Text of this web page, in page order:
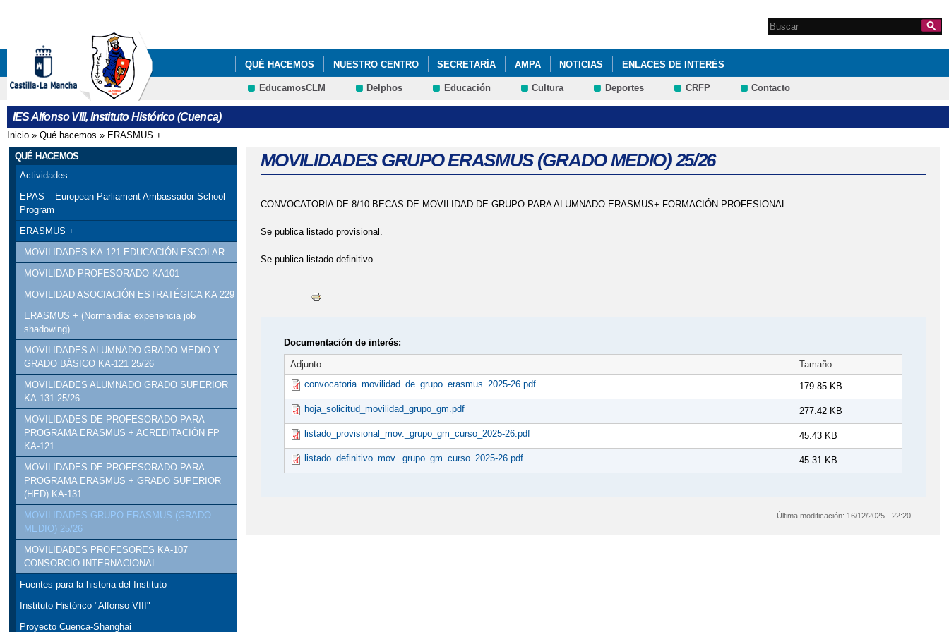
Formulario de
Search this site
QUÉ HACEMOS NUESTRO CENTRO SECRETARÍA AMPA NOTICIAS ENLACES DE INTERÉS
EducamosCLM Delphos Educación Cultura Deportes CRFP Contacto
IES Alfonso VIII, Instituto Histórico (Cuenca)
Se encuentra usted aquí
Inicio » Qué hacemos » ERASMUS +
QUÉ HACEMOS
Actividades
EPAS – European Parliament Ambassador School
Program
ERASMUS +
MOVILIDADES KA-121 EDUCACIÓN ESCOLAR
MOVILIDAD PROFESORADO KA101
MOVILIDAD ASOCIACIÓN ESTRATÉGICA KA 229
ERASMUS + (Normandía: experiencia job
shadowing)
MOVILIDADES ALUMNADO GRADO MEDIO Y
GRADO BÁSICO KA-121 25/26
MOVILIDADES ALUMNADO GRADO SUPERIOR
KA-131 25/26
MOVILIDADES DE PROFESORADO PARA
PROGRAMA ERASMUS + ACREDITACIÓN FP
KA-121
MOVILIDADES DE PROFESORADO PARA
PROGRAMA ERASMUS + GRADO SUPERIOR
(HED) KA-131
MOVILIDADES GRUPO ERASMUS (GRADO
MEDIO) 25/26
MOVILIDADES PROFESORES KA-107
CONSORCIO INTERNACIONAL
Fuentes para la historia del Instituto
Instituto Histórico "Alfonso VIII"
Proyecto Cuenca-Shanghai
MOVILIDADES GRUPO ERASMUS (GRADO MEDIO) 25/26
CONVOCATORIA DE 8/10 BECAS DE MOVILIDAD DE GRUPO PARA ALUMNADO ERASMUS+ FORMACIÓN PROFESIONAL
Se publica listado provisional.
Se publica listado definitivo.
Documentación de interés:
Adjunto
Tamaño
convocatoria_movilidad_de_grupo_erasmus_2025-26.pdf
179.85 KB
hoja_solicitud_movilidad_grupo_gm.pdf 277.42 KB
listado_provisional_mov._grupo_gm_curso_2025-26.pdf 45.43 KB
listado_definitivo_mov._grupo_gm_curso_2025-26.pdf 45.31 KB
Última modificación: 16/12/2025 - 22:20